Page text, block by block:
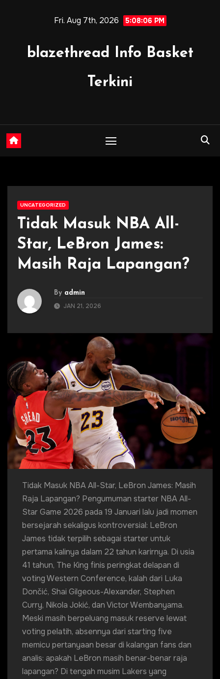
Fri. Aug 7th, 2026 5:08:07 PM
blazethread Info Basket
Terkini
UNCATEGORIZED
Tidak Masuk NBA All-
Star, LeBron James:
Masih Raja Lapangan?
By admin
JAN 21, 2026
Tidak Masuk NBA All-Star, LeBron James: Masih
Raja Lapangan? Pengumuman starter NBA All-
Star Game 2026 pada 19 Januari lalu jadi momen
bersejarah sekaligus kontroversial: LeBron
James tidak terpilih sebagai starter untuk
pertama kalinya dalam 22 tahun karirnya. Di usia
41 tahun, The King finis peringkat delapan di
voting Western Conference, kalah dari Luka
Dončić, Shai Gilgeous-Alexander, Stephen
Curry, Nikola Jokić, dan Victor Wembanyama.
Meski masih berpeluang masuk reserve lewat
voting pelatih, absennya dari starting five
memicu pertanyaan besar di kalangan fans dan
analis: apakah LeBron masih benar-benar raja
lapangan? Di tengah musim Lakers yang